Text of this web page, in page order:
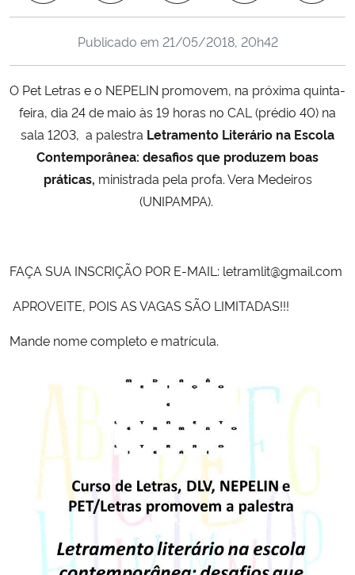
Ministério de Minas e Energia
Ministério da Ciência, Tecnologia, Inovações e Comunicações
Ministério do Meio Ambiente
Ministério do Desenvolvimento Regional
Controladoria-Geral da União
Ministério da Mulher, da Família e dos Direitos Humanos
Secretaria de Governo
Advocacia-Geral da União
Banco Central do Brasil
Publicado em 21/05/2018, 20h42
O Pet Letras e o NEPELIN promovem, na próxima quinta-
feira, dia 24 de maio às 19 horas no CAL (prédio 40) na
sala 1203, a palestra Letramento Literário na Escola
Contemporânea: desafios que produzem boas
práticas, ministrada pela profa. Vera Medeiros
(UNIPAMPA).
FAÇA SUA INSCRIÇÃO POR E-MAIL: letramlit@gmail.com
APROVEITE, POIS AS VAGAS SÃO LIMITADAS!!!
Mande nome completo e matrícula.